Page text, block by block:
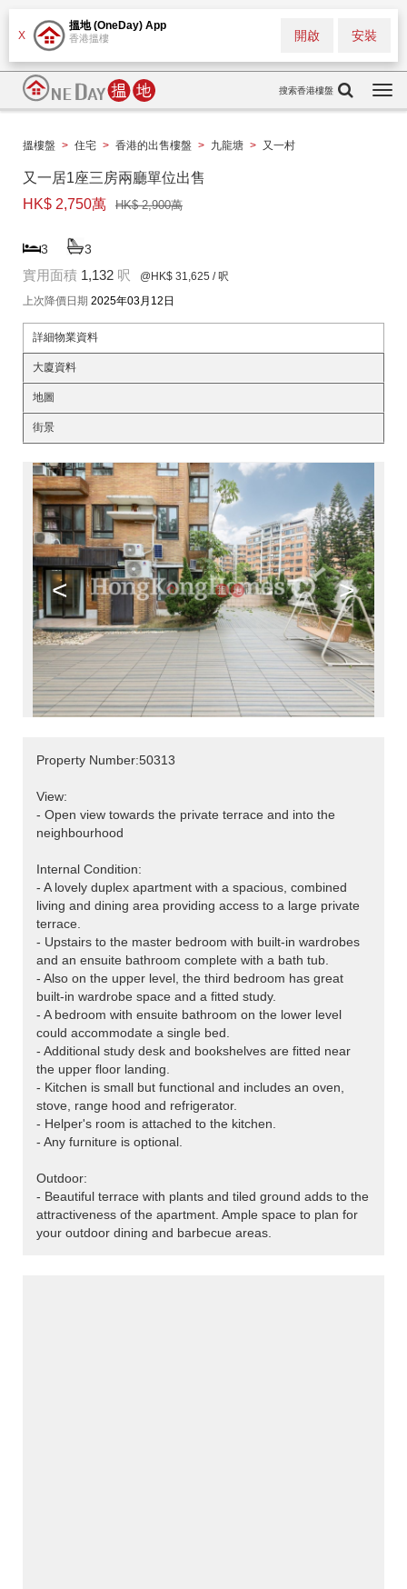
X
搵地 (OneDay) App
香港搵樓 安裝
開啟
搜索香港樓盤
搵樓盤 > 住宅 > 香港的出售樓盤 > 九龍塘 > 又一村
又一居1座三房兩廳單位出售
HK$ 2,750萬
HK$ 2,900萬
3 3
實用面積 1,132 呎 @HK$ 31,625 / 呎
上次降價日期 2025年03月12日
詳細物業資料
大廈資料
地圖
街景
< >
Property Number:50313
View:
- Open view towards the private terrace and into the
neighbourhood
Internal Condition:
- A lovely duplex apartment with a spacious, combined
living and dining area providing access to a large private
terrace.
- Upstairs to the master bedroom with built-in wardrobes
and an ensuite bathroom complete with a bath tub.
- Also on the upper level, the third bedroom has great
built-in wardrobe space and a fitted study.
- A bedroom with ensuite bathroom on the lower level
could accommodate a single bed.
- Additional study desk and bookshelves are fitted near
the upper floor landing.
- Kitchen is small but functional and includes an oven,
stove, range hood and refrigerator.
- Helper's room is attached to the kitchen.
- Any furniture is optional.
Outdoor:
- Beautiful terrace with plants and tiled ground adds to the
attractiveness of the apartment. Ample space to plan for
your outdoor dining and barbecue areas.